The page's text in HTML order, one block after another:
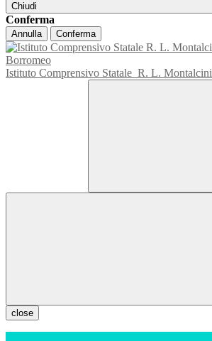
Chiudi
Conferma
Annulla Conferma
Istituto Comprensivo Statale R. L. Montalcini
close